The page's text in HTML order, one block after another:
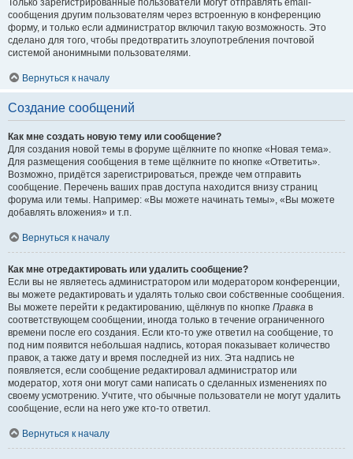
Только зарегистрированные пользователи могут отправлять email-
сообщения другим пользователям через встроенную в конференцию
форму, и только если администратор включил такую возможность. Это
сделано для того, чтобы предотвратить злоупотребления почтовой
системой анонимными пользователями.
Вернуться к началу
Создание сообщений
Как мне создать новую тему или сообщение?
Для создания новой темы в форуме щёлкните по кнопке «Новая тема».
Для размещения сообщения в теме щёлкните по кнопке «Ответить».
Возможно, придётся зарегистрироваться, прежде чем отправить
сообщение. Перечень ваших прав доступа находится внизу страниц
форума или темы. Например: «Вы можете начинать темы», «Вы можете
добавлять вложения» и т.п.
Вернуться к началу
Как мне отредактировать или удалить сообщение?
Если вы не являетесь администратором или модератором конференции,
вы можете редактировать и удалять только свои собственные сообщения.
Вы можете перейти к редактированию, щёлкнув по кнопке Правка в
соответствующем сообщении, иногда только в течение ограниченного
времени после его создания. Если кто-то уже ответил на сообщение, то
под ним появится небольшая надпись, которая показывает количество
правок, а также дату и время последней из них. Эта надпись не
появляется, если сообщение редактировал администратор или
модератор, хотя они могут сами написать о сделанных изменениях по
своему усмотрению. Учтите, что обычные пользователи не могут удалить
сообщение, если на него уже кто-то ответил.
Вернуться к началу